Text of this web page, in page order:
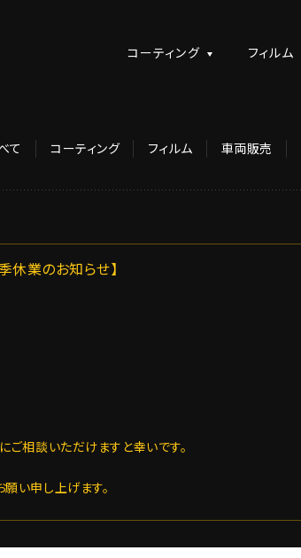
コーティング フィルム
て コーティング フィルム 車両販売
季休業のお知らせ】
ご相談いただけますと幸いです。
い申し上げます。